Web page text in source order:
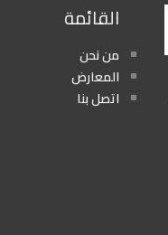
القائمة
من نحن
المعارض
اتصل بنا